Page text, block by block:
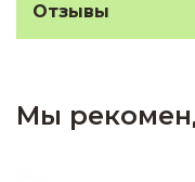
Отзывы
Мы